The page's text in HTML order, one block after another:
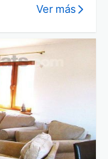
Ver más